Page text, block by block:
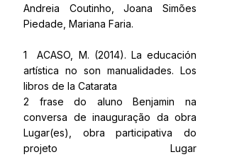
Andreia Coutinho, Joana Simões
Piedade, Mariana Faria.
1  ACASO, M. (2014). La educación
artística no son manualidades. Los
libros de la Catarata
2 frase do aluno Benjamin na
conversa de inauguração da obra
Lugar(es), obra participativa do